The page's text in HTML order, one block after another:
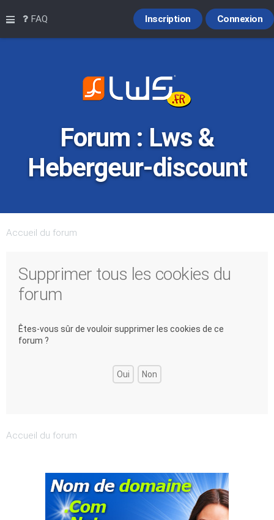
Raccourcis
FAQ Connexion
Inscription
Forum : Lws &
Hebergeur-discount
Accueil du forum
Supprimer tous les cookies du
forum
Êtes-vous sûr de vouloir supprimer les cookies de ce
forum ?
Accueil du forum